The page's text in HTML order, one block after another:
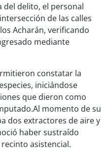
del delito, el personal
de las calles
Acharán, verificando
mediante
constatar la
iniciándose
que dieron como
momento de su
dos extractores de aire y
haber sustraído
asistencial.